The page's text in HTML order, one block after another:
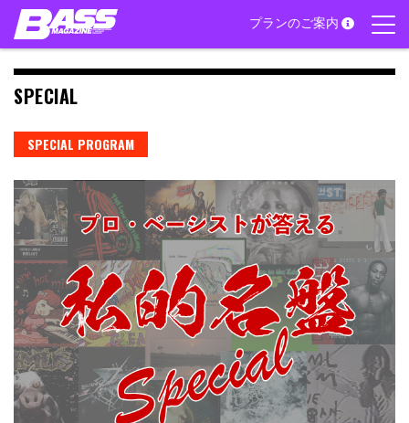
Skip
content
プランのご案内
SPECIAL
SPECIAL PROGRAM